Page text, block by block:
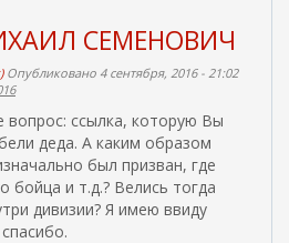
л
к
СЕМЕНОВИЧ
Опубликовано 4 сентября, 2016 - 21:02
ссылка, которую Вы
деда. А каким образом
был призван, где
бойца и т.д.? Велись тогда
дивизии? Я имею ввиду